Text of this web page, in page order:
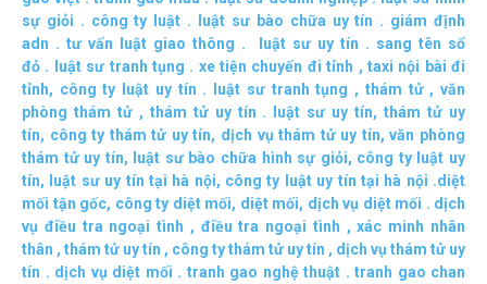
sự giỏi . công ty luật . luật sư bào chữa uy tín . giám định
adn . tư vấn luật giao thông . luật sư uy tín . sang tên sổ
đỏ . luật sư tranh tụng . xe tiện chuyến đi tỉnh , taxi nội bài đi
tỉnh, công ty luật uy tín . luật sư tranh tụng , thám tử,văn
phòng thám tử, thám tử uy tín . luật sư uy tín,thám tử uy
tín, công ty thám tử uy tín, dịch vụ thám tử uy tín,văn phòng
thám tử uy tín, luật sư bào chữa hình sự giỏi, công ty luật uy
tín, luật sư uy tín tại hà nội, công ty luật uy tín tại hà nội .diệt
mối tận gốc, công ty diệt mối, diệt mối, dịch vụ diệt mối . dịch
vụ điều tra ngoại tình , điều tra ngoại tình ,xác minh nhân
thân , thám tử uy tín , công ty thám tử uy tín , dịch vụ thám tử uy
tín . dịch vụ diệt mối . tranh gao nghệ thuật . tranh gao chan